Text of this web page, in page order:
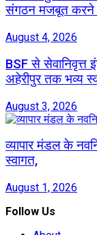
संगठन मजबूत करने
August 4, 2026
BSF से सेवानिवृत्त
अहेरीपुर तक भव्य
August 3, 2026
व्यापार मंडल के
स्वागत,
August 1, 2026
Follow Us